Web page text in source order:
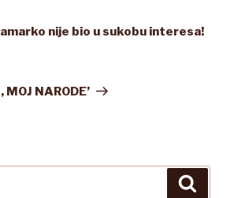
nije bio u sukobu interesa!
MOJ NARODE’